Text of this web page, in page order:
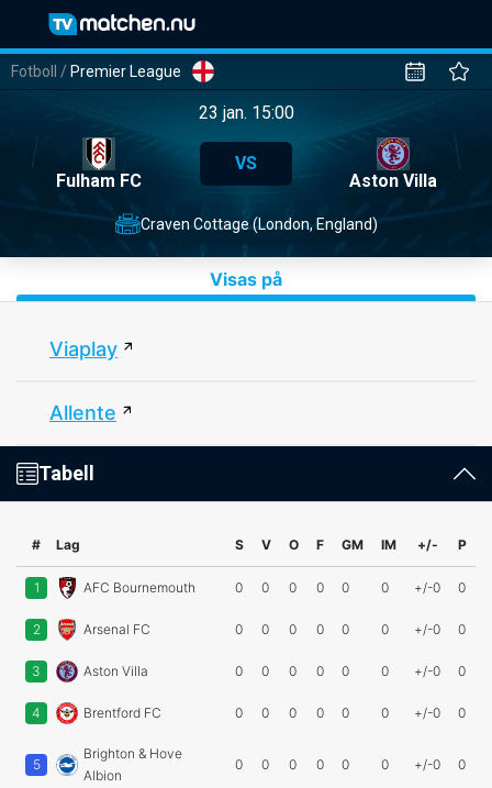
Fotboll / Premier League
23 jan. 15:00
Fulham FC
VS
Aston Villa
Craven Cottage (London, England)
Visas på
Viaplay
Allente
Tabell
# Lag S V O F GM IM +/- P
1 AFC Bournemouth 0 0 0 0 0 0 +/-0 0
2 Arsenal FC 0 0 0 0 0 0 +/-0 0
3 Aston Villa 0 0 0 0 0 0 +/-0 0
4 Brentford FC 0 0 0 0 0 0 +/-0 0
5
Brighton & Hove
Albion
0 0 0 0 0 0 +/-0 0